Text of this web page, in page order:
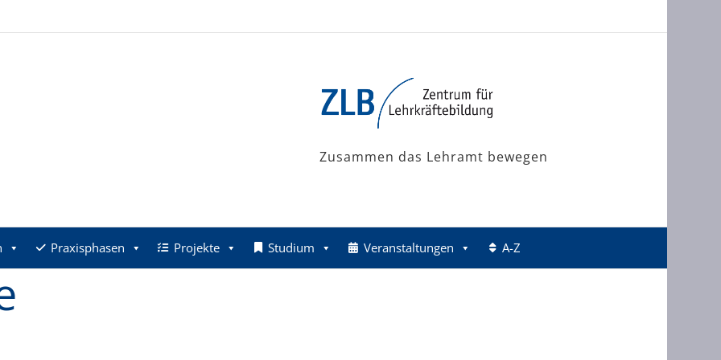
Zusammen das Lehramt bewegen
Praxisphasen Projekte Studium Veranstaltungen A-Z